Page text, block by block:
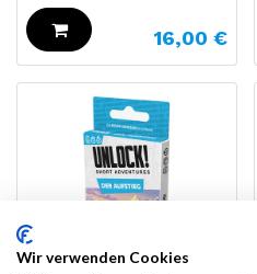
16,00 €
Wir verwenden Cookies